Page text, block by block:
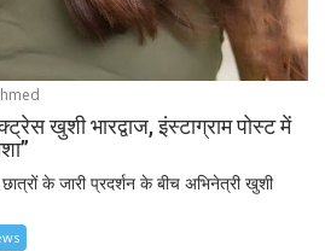
खुशी भारद्वाज, इंस्टाग्राम पोस्ट में
के जारी प्रदर्शन के बीच अभिनेत्री खुशी